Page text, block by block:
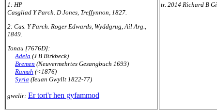
1: HP
Casgliad Y Parch. D Jones, Treffynnon, 1827.
2: Cas. Y Parch. Roger Edwards, Wyddgrug, Ail Arg.,
1849.
Tonau [7676D]:
Adela (J B Birkbeck)
Bremen (Neuvermehrtes Gesangbuch 1693)
Ramah (<1876)
Syria (Ieuan Gwyllt 1822-77)
gwelir: Er tori'r hen gyfammod
tr. 2014 Richard B